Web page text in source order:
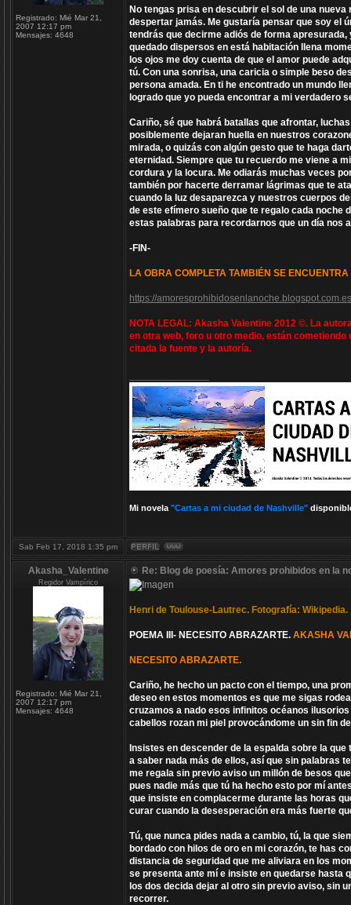
Registrado: Mié Mar 21,
2007 12:17 pm
Mensajes: 4648
No tengas prisa en descubrir el sol de una
despertar jamás. Me gustaría pensar que soy el
tendrás que decirme adiós de forma
quedado dispersos en está habitación llena
los ojos me doy cuenta de que el amor puede
tú. Con una sonrisa, una caricia o simple beso
persona amada. En ti he encontrado un mundo
logrado que yo pueda encontrar a mi verdadero
Cariño, sé que habrá batallas que afrontar,
posiblemente dejaran huella en nuestros
mirada, o quizás con algún gesto que te haga
eternidad. Siempre que tu recuerdo me viene a
cordura y la locura. Me odiarás muchas veces
también por hacerte derramar lágrimas que te
cuando la luz desaparezca y nuestros cuerpos
de este efímero sueño que te regalo cada noche
estas palabras para recordarnos que un día nos
-FIN-
LA OBRA COMPLETA TAMBIÉN SE
https://
NOTA LEGAL: Akasha Valentine 2012 ©. La
en otra web, foro u otro medio, están
citada la fuente y la autoría.
Mi novela "Cartas a mi ciudad de Nashville"
Sab Feb 17, 2018 1:35 pm
Akasha_Valentine
Regidor Vampírico
Registrado: Mié Mar 21,
2007 12:17 pm
Mensajes: 4648
Re: Blog de poesía: Amores prohibidos en la
Henri de Toulouse-Lautrec. Fotografía: Wikipedia.
POEMA III- NECESITO ABRAZARTE. AKASHA
NECESITO ABRAZARTE.
Cariño, he hecho un pacto con el tiempo, una
deseo en estos momentos es que me sigas
cruzamos a nado esos infinitos océanos
cabellos rozan mi piel provocándome un sin fin
Insistes en descender de la espalda sobre la
a saber nada más de ellos, así que sin palabras
me regala sin previo aviso un millón de besos
pues nadie más que tú ha hecho esto por mí
que insiste en complacerme durante las horas
curar cuando la desesperación era más fuerte
Tú, que nunca pides nada a cambio, tú, la que
bordado con hilos de oro en mi corazón, te has
distancia de seguridad que me aliviara en los
se presenta ante mí e insiste en quedarse hasta
los dos decida dejar al otro sin previo aviso, sin
recorrer.